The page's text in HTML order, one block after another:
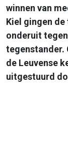
winnen van
Kiel gingen
onderuit
tegenstander.
de Leuvense
uitgestuurd